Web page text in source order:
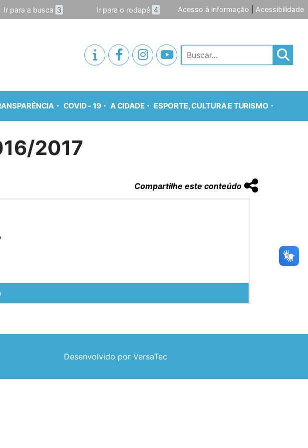
Ir para a busca 3 Ir para o rodapé 4 Acesso à informação Acessibilidade
Pesquisar
COVID - 19 A CIDADE ESPORTE, CULTURA E TURISMO
2017
Compartilhe este conteúdo
Desenvolvido por VersaTec